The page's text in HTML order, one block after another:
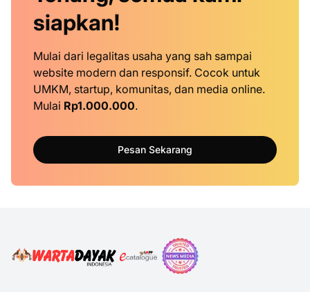
siapkan!
Mulai dari legalitas usaha yang sah sampai
website modern dan responsif. Cocok untuk
UMKM, startup, komunitas, dan media online.
Mulai Rp1.000.000.
Pesan Sekarang